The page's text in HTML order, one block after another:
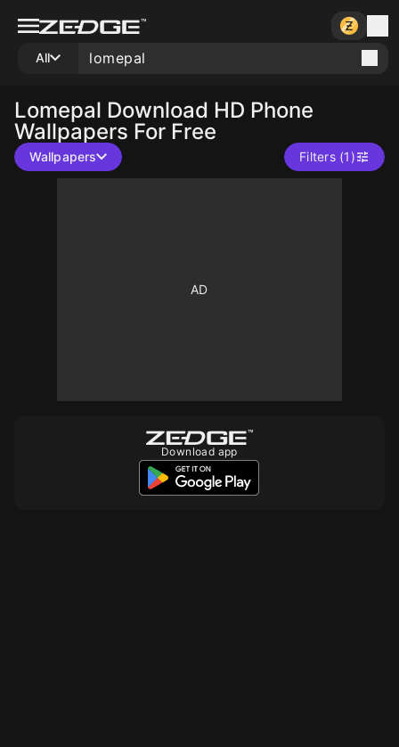
All
Lomepal Download HD Phone
Wallpapers For Free
Wallpapers Filters (1)
Download app